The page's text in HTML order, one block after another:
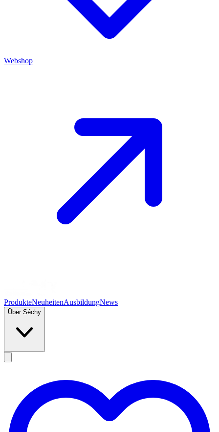
Webshop
ProdukteNeuheitenAusbildungNews
Über Séchy